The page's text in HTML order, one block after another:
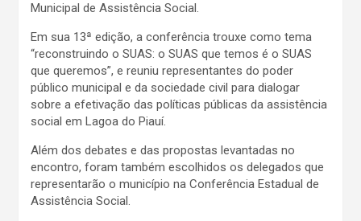
Municipal de Assistência Social.
Em sua 13ª edição, a conferência trouxe como tema
“reconstruindo o SUAS: o SUAS que temos é o SUAS
que queremos”, e reuniu representantes do poder
público municipal e da sociedade civil para dialogar
sobre a efetivação das políticas públicas da assistência
social em Lagoa do Piauí.
Além dos debates e das propostas levantadas no
encontro, foram também escolhidos os delegados que
representarão o município na Conferência Estadual de
Assistência Social.